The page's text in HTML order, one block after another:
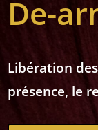
De-
Libération
présence, le